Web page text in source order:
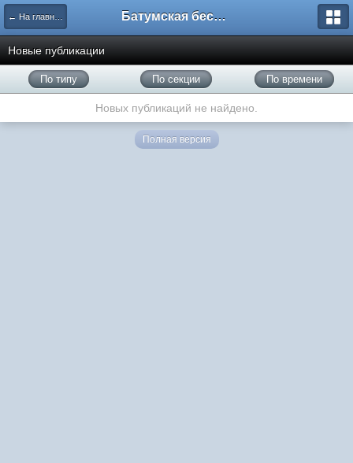
← На главную Батумская беседка
Новые публикации
По типу По секции По времени
Новых публикаций не найдено.
Полная версия